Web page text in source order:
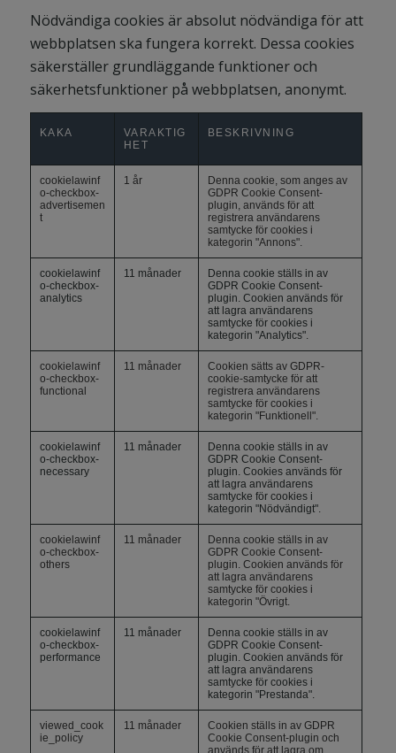
Nödvändiga cookies är absolut nödvändiga för att
webbplatsen ska fungera korrekt. Dessa cookies
säkerställer grundläggande funktioner och
säkerhetsfunktioner på webbplatsen, anonymt.
KAKA
VARAKTIG
HET
BESKRIVNING
cookielawinf
o-checkbox-
advertisemen
t
1 år
Denna cookie, som anges av
GDPR Cookie Consent-
plugin, används för att
registrera användarens
samtycke för cookies i
kategorin "Annons".
cookielawinf
o-checkbox-
analytics
11 månader
Denna cookie ställs in av
GDPR Cookie Consent-
plugin. Cookien används för
att lagra användarens
samtycke för cookies i
kategorin "Analytics".
cookielawinf
o-checkbox-
functional
11 månader
Cookien sätts av GDPR-
cookie-samtycke för att
registrera användarens
samtycke för cookies i
kategorin "Funktionell".
cookielawinf
o-checkbox-
necessary
11 månader
Denna cookie ställs in av
GDPR Cookie Consent-
plugin. Cookies används för
att lagra användarens
samtycke för cookies i
kategorin "Nödvändigt".
cookielawinf
o-checkbox-
others
11 månader
Denna cookie ställs in av
GDPR Cookie Consent-
plugin. Cookien används för
att lagra användarens
samtycke för cookies i
kategorin "Övrigt.
cookielawinf
o-checkbox-
performance
11 månader
Denna cookie ställs in av
GDPR Cookie Consent-
plugin. Cookien används för
att lagra användarens
samtycke för cookies i
kategorin "Prestanda".
viewed_cook
ie_policy
11 månader
Cookien ställs in av GDPR
Cookie Consent-plugin och
används för att lagra om